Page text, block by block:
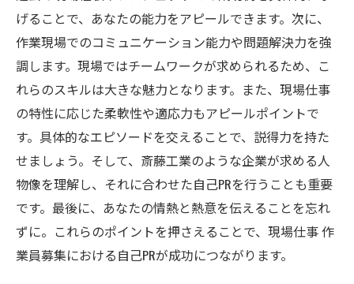
げることで、あなたの能力をアピールできます。次に、
作業現場でのコミュニケーション能力や問題解決力を強
調します。現場ではチームワークが求められるため、こ
れらのスキルは大きな魅力となります。また、現場仕事
の特性に応じた柔軟性や適応力もアピールポイントで
す。具体的なエピソードを交えることで、説得力を持た
せましょう。そして、斎藤工業のような企業が求める人
物像を理解し、それに合わせた自己PRを行うことも重要
です。最後に、あなたの情熱と熱意を伝えることを忘れ
ずに。これらのポイントを押さえることで、現場仕事 作
業員募集における自己PRが成功につながります。